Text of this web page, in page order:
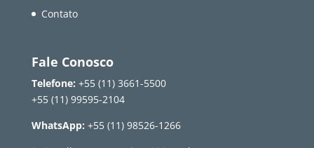
Contato
Fale Conosco
Telefone: +55 (11) 3661-5500
+55 (11) 99595-2104
WhatsApp: +55 (11) 98526-1266